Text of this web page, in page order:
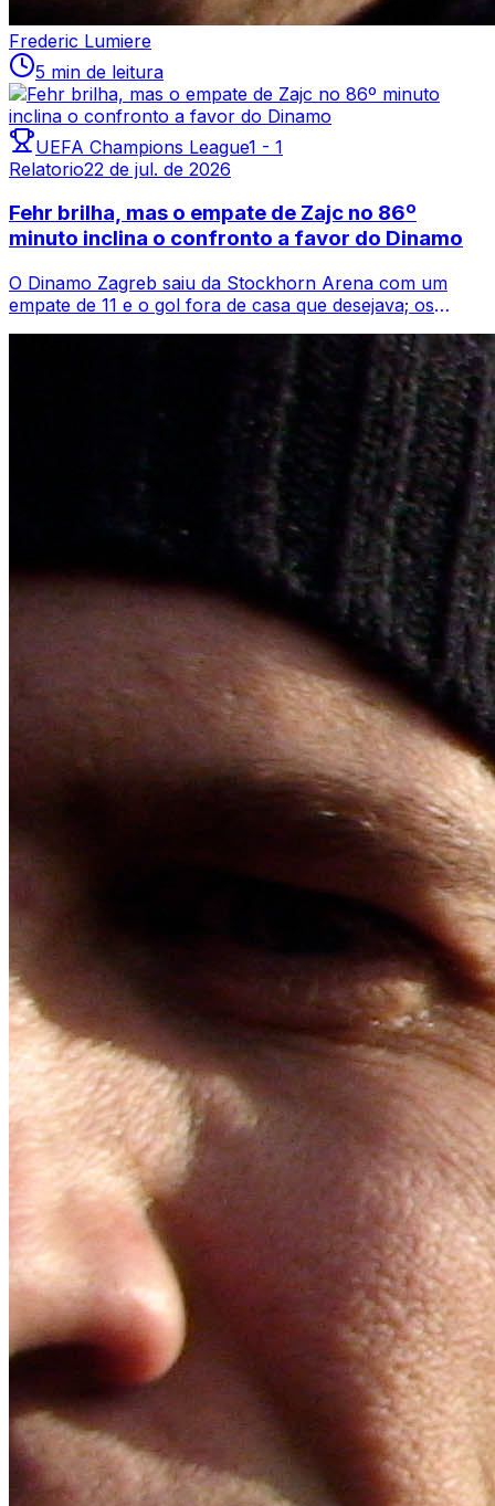
Frederic Lumiere
5 min de leitura
UEFA Champions League1 - 1
Relatorio22 de jul. de 2026
Fehr brilha, mas o empate de Zajc no 86º
minuto inclina o confronto a favor do Dinamo
O Dinamo Zagreb saiu da Stockhorn Arena com um
empate de 11 e o gol fora de casa que desejava; os